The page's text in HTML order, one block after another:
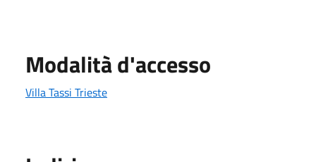
Modalità d'accesso
Villa Tassi Trieste